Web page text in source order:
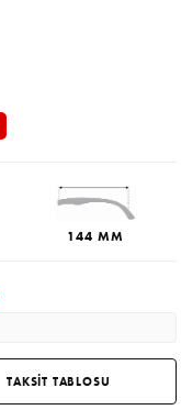
144 MM
TAKSİT TABLOSU